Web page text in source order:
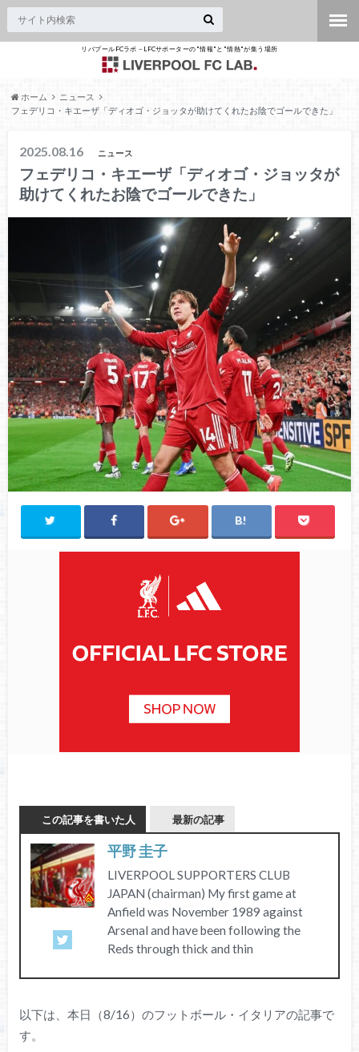
リバプールFCラボ – LFCサポーターの"情報"と"情熱"が集う場所
ホーム
ニュース
フェデリコ・キエーザ「ディオゴ・ジョッタが助けてくれたお陰でゴールできた」
2025.08.16 ニュース
フェデリコ・キエーザ「ディオゴ・ジョッタが
助けてくれたお陰でゴールできた」
この記事を書いた人 最新の記事
平野 圭子
LIVERPOOL SUPPORTERS CLUB
JAPAN (chairman) My first game at
Anfield was November 1989 against
Arsenal and have been following the
Reds through thick and thin
以下は、本日（8/16）のフットボール・イタリアの記事で
す。